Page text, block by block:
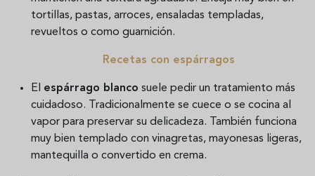
tortillas, pastas, arroces, ensaladas templadas,
revueltos o como guarnición.
Recetas con espárragos
El espárrago blanco suele pedir un tratamiento más
cuidadoso. Tradicionalmente se cuece o se cocina al
vapor para preservar su delicadeza. También funciona
muy bien templado con vinagretas, mayonesas ligeras,
mantequilla o convertido en crema.